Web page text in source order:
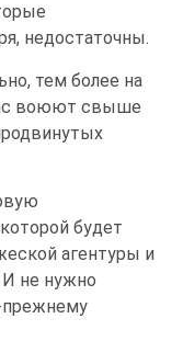
недостаточны.
тем более на
воюют свыше
будет
агентуры и
И не нужно